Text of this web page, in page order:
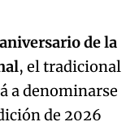
de la
, el tradicional
a denominarse
de 2026